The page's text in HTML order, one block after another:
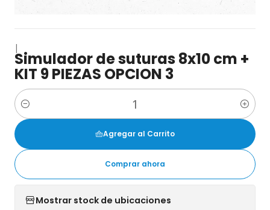
|
Simulador de suturas 8x10 cm +
KIT 9 PIEZAS OPCION 3
Cantidad
Agregar al Carrito
Comprar ahora
Mostrar stock de ubicaciones